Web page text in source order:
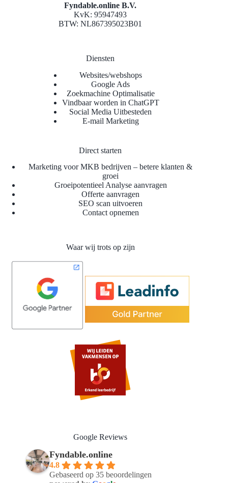
Fyndable.online B.V.
KvK: 95947493
BTW: NL867395023B01
Diensten
Websites/webshops
Google Ads
Zoekmachine Optimalisatie
Vindbaar worden in ChatGPT
Social Media Uitbesteden
E-mail Marketing
Direct starten
Marketing voor MKB bedrijven – betere klanten &
groei
Groeipotentieel Analyse aanvragen
Offerte aanvragen
SEO scan uitvoeren
Contact opnemen
Waar wij trots op zijn
Google Reviews
Fyndable.online
4.8
Gebaseerd op 35 beoordelingen